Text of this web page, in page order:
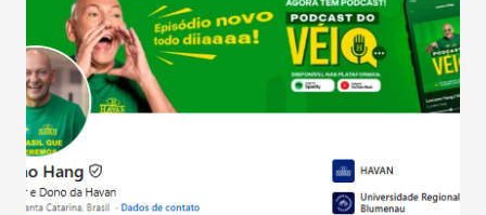
Salário para um número maior de trabalhadores, já que o
país tem a menor taxa de desemprego dos anos recentes.
Ainda segundo a Pesquisa, em novembro de 2025, 40% dos
bares e restaurantes operaram com lucro e outros 40%
registraram equilíbrio financeiro. Já o percentual de
estabelecimentos no prejuízo ficou em 19%, pouco abaixo
do observado no mês anterior. Outros 1% não existiam em